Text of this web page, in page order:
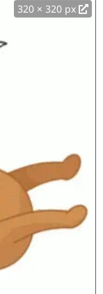
320 × 320 px